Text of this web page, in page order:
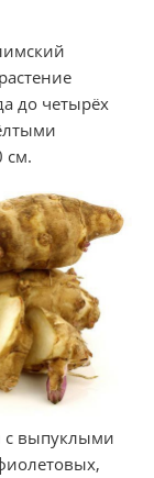
до четырёх
см.
с выпуклыми